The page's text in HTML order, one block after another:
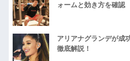
ォームと効き方を確認
アリアナグランデが成
徹底解説！